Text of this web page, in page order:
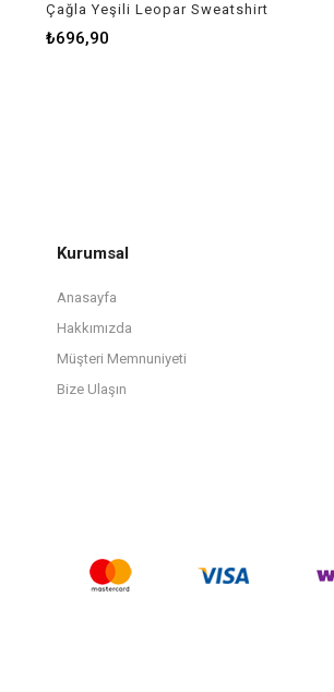
Çağla Yeşili Leopar Sweatshirt
₺696,90
Kurumsal
Anasayfa
Hakkımızda
Müşteri Memnuniyeti
Bize Ulaşın